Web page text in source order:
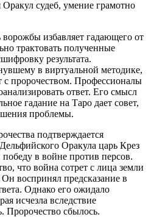
судеб, умение грамотно
ворожбы избавляет гадающего от
трактовать полученные
результата.
в виртуальной методике,
с пророчеством. Профессионалы
ответ. Его смысл
гадание на Таро дает совет,
проблемы.
подтверждается
Оракула царь Крез
в войне против персов.
что война сотрет с лица земли
воспринял предсказание в
Однако его ожидало
исчезла вследствие
Пророчество сбылось.